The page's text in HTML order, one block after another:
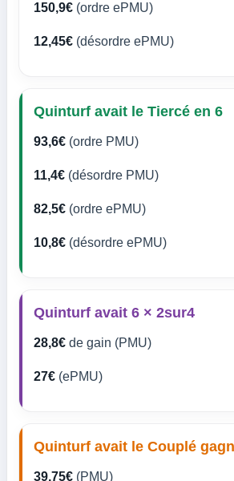
150,9€ (ordre ePMU)
12,45€ (désordre ePMU)
Quinturf avait le Tiercé en 6
93,6€ (ordre PMU)
11,4€ (désordre PMU)
82,5€ (ordre ePMU)
10,8€ (désordre ePMU)
Quinturf avait 6 × 2sur4
28,8€ de gain (PMU)
27€ (ePMU)
Quinturf avait le Couplé
39,75€ (PMU)